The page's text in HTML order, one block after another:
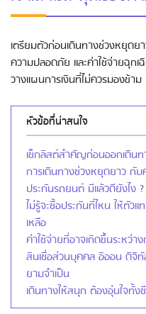
เตรียมตัวก่อนเดินทางช่วงหยุดย
ความปลอดภัย และค่าใช้จ่ายฉุก
วางแผนการเงินที่ไม่ควรมองข้าม
หัวข้อที่น่าสนใจ
เช็กลิสต์สำคัญก่อนออกเดินท
การเดินทางช่วงหยุดยาว กั
ประกันรถยนต์ มีแล้วดียังไง ?
ไม่รู้จะซื้อประกันที่ไหน ให้ตั
เหลือ
ค่าใช้จ่ายที่อาจเกิดขึ้นระหว่า
สินเชื่อส่วนบุคคล อิออน ดิจิทั
ยามจำเป็น
เดินทางให้สนุก ต้องอุ่นใจทั้ง